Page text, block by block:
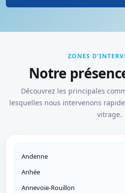
ZONES
Notre
Découvrez les principales
lesquelles nous intervenons
vitrage.
Andenne
Anhée
Annevoie-Rouillon